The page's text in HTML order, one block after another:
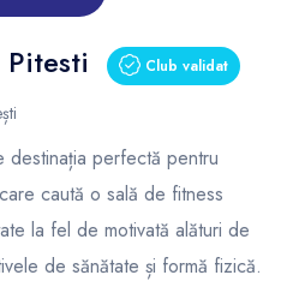
Pitesti Club validat
destinația perfectă pentru
caută o sală de fitness
la fel de motivată alături de
de sănătate și formă fizică.